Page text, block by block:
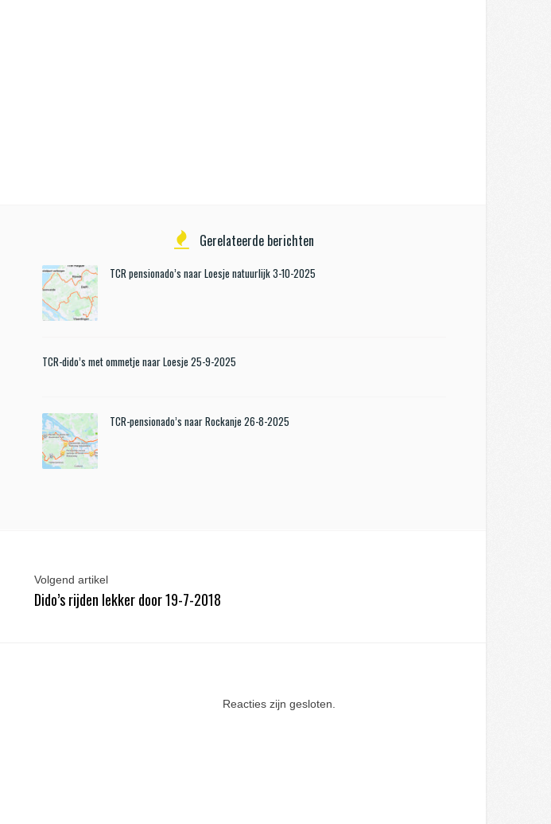
Gerelateerde berichten
TCR pensionado’s naar Loesje natuurlijk 3-10-2025
TCR-dido’s met ommetje naar Loesje 25-9-2025
TCR-pensionado’s naar Rockanje 26-8-2025
Volgend artikel
Dido’s rijden lekker door 19-7-2018
Reacties zijn gesloten.